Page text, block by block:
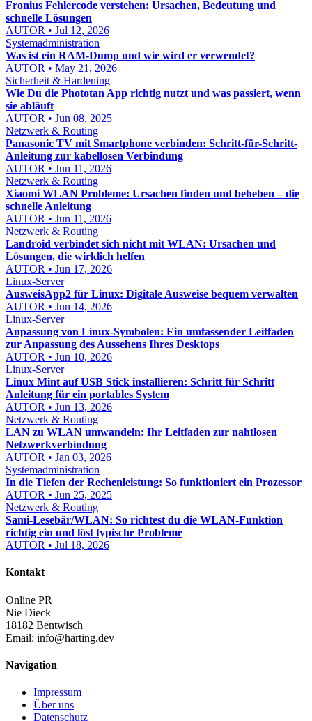
Fronius Fehlercode verstehen: Ursachen, Bedeutung und
schnelle Lösungen
AUTOR • Jul 12, 2026
Systemadministration
Was ist ein RAM-Dump und wie wird er verwendet?
AUTOR • May 21, 2026
Sicherheit & Hardening
Wie Du die Phototan App richtig nutzt und was passiert, wenn
sie abläuft
AUTOR • Jun 08, 2025
Netzwerk & Routing
Panasonic TV mit Smartphone verbinden: Schritt-für-Schritt-
Anleitung zur kabellosen Verbindung
AUTOR • Jun 11, 2026
Netzwerk & Routing
Xiaomi WLAN Probleme: Ursachen finden und beheben – die
schnelle Anleitung
AUTOR • Jun 11, 2026
Netzwerk & Routing
Landroid verbindet sich nicht mit WLAN: Ursachen und
Lösungen, die wirklich helfen
AUTOR • Jun 17, 2026
Linux-Server
AusweisApp2 für Linux: Digitale Ausweise bequem verwalten
AUTOR • Jun 14, 2026
Linux-Server
Anpassung von Linux-Symbolen: Ein umfassender Leitfaden
zur Anpassung des Aussehens Ihres Desktops
AUTOR • Jun 10, 2026
Linux-Server
Linux Mint auf USB Stick installieren: Schritt für Schritt
Anleitung für ein portables System
AUTOR • Jun 13, 2026
Netzwerk & Routing
LAN zu WLAN umwandeln: Ihr Leitfaden zur nahtlosen
Netzwerkverbindung
AUTOR • Jan 03, 2026
Systemadministration
In die Tiefen der Rechenleistung: So funktioniert ein Prozessor
AUTOR • Jun 25, 2025
Netzwerk & Routing
Sami-Lesebär/WLAN: So richtest du die WLAN-Funktion
richtig ein und löst typische Probleme
AUTOR • Jul 18, 2026
Kontakt
Online PR
Nie Dieck
18182 Bentwisch
Email: info@harting.dev
Navigation
Impressum
Über uns
Datenschutz